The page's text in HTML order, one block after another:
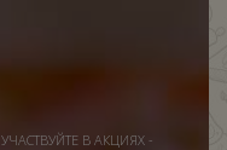
УЧАСТВУЙТЕ В АКЦИЯХ -